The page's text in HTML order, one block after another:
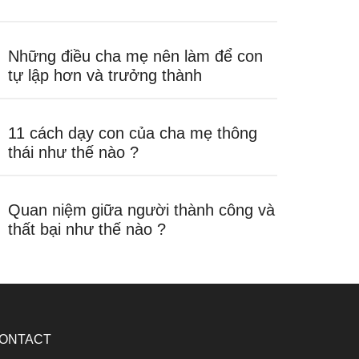
Những điều cha mẹ nên làm để con
tự lập hơn và trưởng thành
11 cách dạy con của cha mẹ thông
thái như thế nào ?
Quan niệm giữa người thành công và
thất bại như thế nào ?